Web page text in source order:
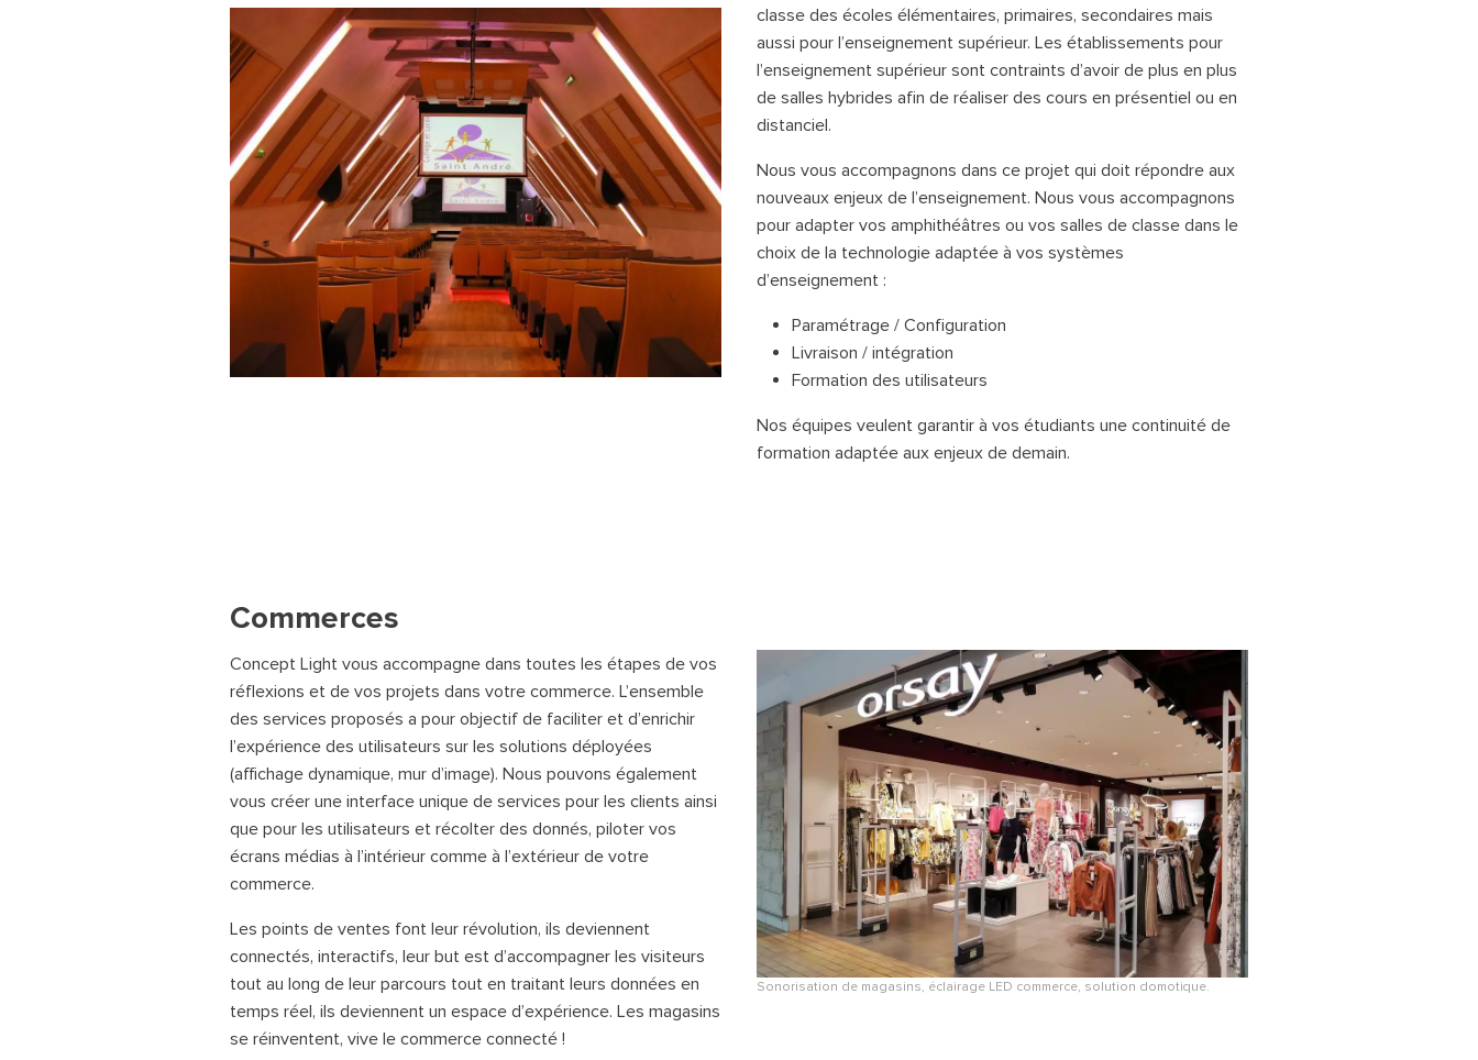
classe des écoles élémentaires, primaires, secondaires mais
aussi pour l’enseignement supérieur. Les établissements pour
l’enseignement supérieur sont contraints d’avoir de plus en plus
de salles hybrides afin de réaliser des cours en présentiel ou en
distanciel.
Nous vous accompagnons dans ce projet qui doit répondre aux
nouveaux enjeux de l’enseignement. Nous vous accompagnons
pour adapter vos amphithéâtres ou vos salles de classe dans le
choix de la technologie adaptée à vos systèmes
d’enseignement :
Paramétrage / Configuration
Livraison / intégration
Formation des utilisateurs
Nos équipes veulent garantir à vos étudiants une continuité de
formation adaptée aux enjeux de demain.
Commerces
Concept Light vous accompagne dans toutes les étapes de vos
réflexions et de vos projets dans votre commerce. L’ensemble
des services proposés a pour objectif de faciliter et d’enrichir
l’expérience des utilisateurs sur les solutions déployées
(affichage dynamique, mur d’image). Nous pouvons également
vous créer une interface unique de services pour les clients ainsi
que pour les utilisateurs et récolter des donnés, piloter vos
écrans médias à l’intérieur comme à l’extérieur de votre
commerce.
Les points de ventes font leur révolution, ils deviennent
connectés, interactifs, leur but est d’accompagner les visiteurs
tout au long de leur parcours tout en traitant leurs données en
temps réel, ils deviennent un espace d’expérience. Les magasins
se réinventent, vive le commerce connecté !
Sonorisation de magasins, éclairage LED commerce, solution domotique.